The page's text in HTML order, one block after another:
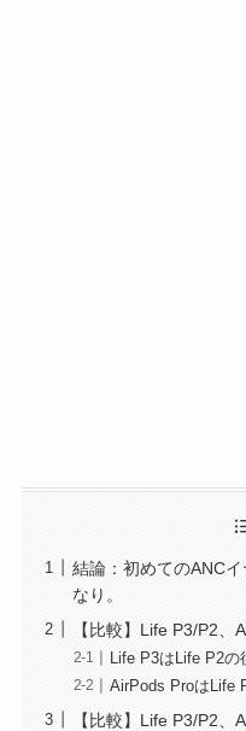
結論：初めてのANC
なり。
【比較】Life P3/P2、
Life P3はLife P2
AirPods ProはLife
【比較】Life P3/P2、